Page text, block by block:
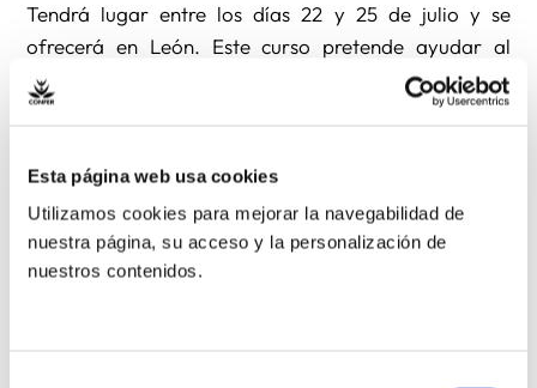
Esta página web usa cookies
Utilizamos cookies para mejorar la navegabilidad de
nuestra página, su acceso y la personalización de
nuestros contenidos.
Tendrá lugar entre los días 22 y 25 de julio y se
ofrecerá en León. Este curso pretende ayudar al
nuevo estilo que las comunidades y sus animadores
pueden asumir en este tiempo diferente.
Se trata de un curso de dinamización integral, en
régimen de internado y plazas limitadas. Aquellas
personas interesadas en participar deben formalizar
su inscripción antes del próximo 6 de julio.